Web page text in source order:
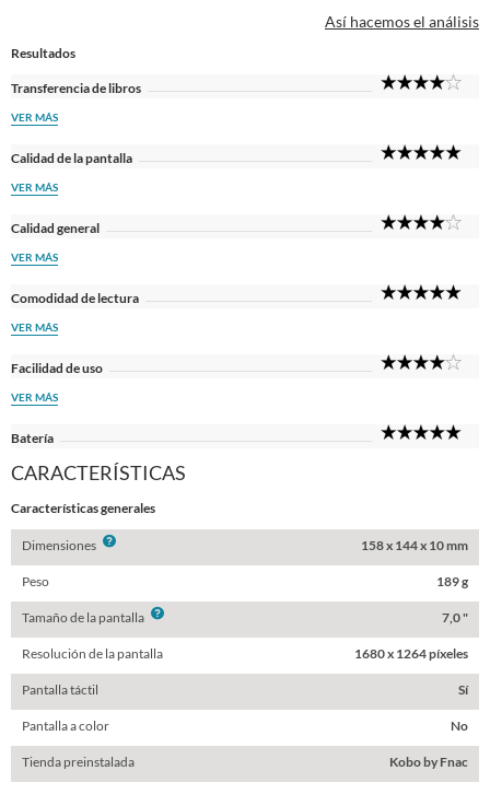
Así hacemos el análisis
Resultados
Transferencia de libros
VER MÁS
Calidad de la pantalla
VER MÁS
Calidad general
VER MÁS
Comodidad de lectura
VER MÁS
Facilidad de uso
VER MÁS
Batería
CARACTERÍSTICAS
Características generales
Dimensiones Info 158 x 144 x 10 mm
Peso 189 g
Tamaño de la pantalla Info 7,0 "
Resolución de la pantalla 1680 x 1264 píxeles
Pantalla táctil Sí
Pantalla a color No
Tienda preinstalada Kobo by Fnac